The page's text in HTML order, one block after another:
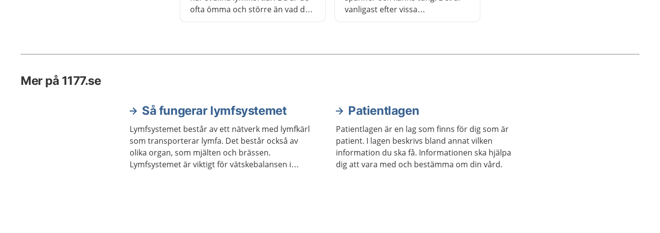
ofta ömma och större än vad de
vanligast efter vissa
Mer på 1177.se
Så fungerar lymfsystemet
Lymfsystemet består av ett nätverk med lymfkärl
som transporterar lymfa. Det består också av
olika organ, som mjälten och brässen.
Lymfsystemet är viktigt för vätskebalansen i
Patientlagen
Patientlagen är en lag som finns för dig som är
patient. I lagen beskrivs bland annat vilken
information du ska få. Informationen ska hjälpa
dig att vara med och bestämma om din vård.